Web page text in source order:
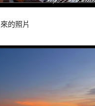
的照片